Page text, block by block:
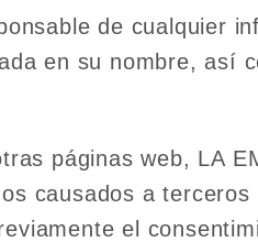
de cualquier
en su nombre, así
páginas web, LA
causados a
el